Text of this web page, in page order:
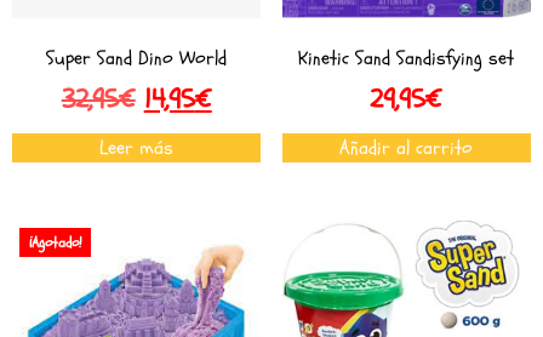
Super Sand Dino World
32,95€ 14,95€
Leer más
Kinetic Sand Sandisfying set
29,95€
Añadir al carrito
¡Agotado!